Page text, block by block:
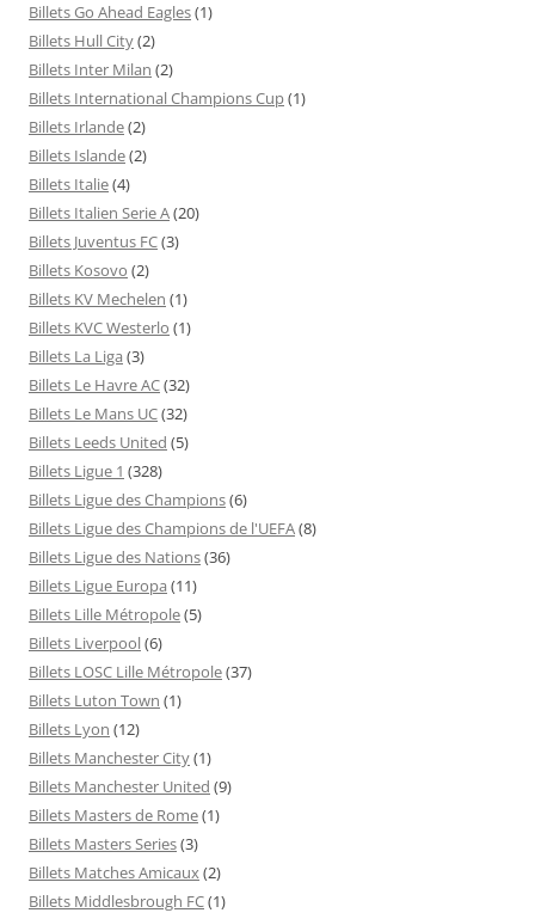
Billets Go Ahead Eagles(1)
Billets Hull City(2)
Billets Inter Milan (2)
Billets International Champions Cup(1)
Billets Irlande(2)
Billets Islande(2)
Billets Italie(4)
Billets Italien Serie A(20)
Billets Juventus FC(3)
Billets Kosovo (2)
Billets KV Mechelen (1)
Billets KVC Westerlo (1)
Billets La Liga (3)
Billets Le Havre AC(32)
Billets Le Mans UC(32)
Billets Leeds United (5)
Billets Ligue 1 (328)
Billets Ligue des Champions(6)
Billets Ligue des Champions de l'UEFA(8)
Billets Ligue des Nations(36)
Billets Ligue Europa (11)
Billets Lille Métropole(5)
Billets Liverpool(6)
Billets LOSC Lille Métropole(37)
Billets Luton Town (1)
Billets Lyon (12)
Billets Manchester City(1)
Billets Manchester United (9)
Billets Masters de Rome(1)
Billets Masters Series(3)
Billets Matches Amicaux(2)
Billets Middlesbrough FC(1)